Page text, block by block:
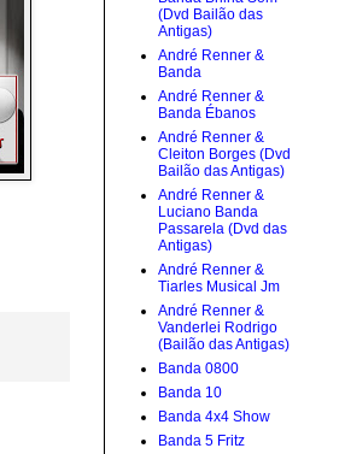
(Dvd Bailão das
Antigas)
André Renner &
Banda
André Renner &
Banda Ébanos
André Renner &
Cleiton Borges (Dvd
Bailão das Antigas)
André Renner &
Luciano Banda
Passarela (Dvd das
Antigas)
André Renner &
Tiarles Musical Jm
André Renner &
Vanderlei Rodrigo
(Bailão das Antigas)
Banda 0800
Banda 10
Banda 4x4 Show
Banda 5 Fritz